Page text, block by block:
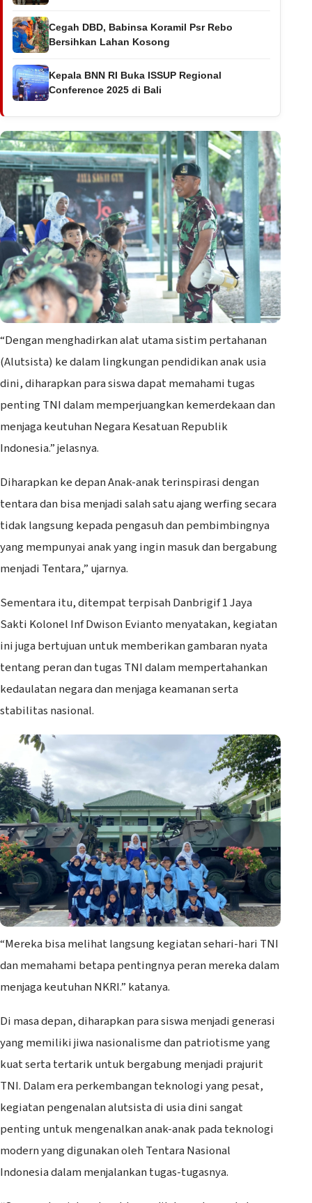
Cegah DBD, Babinsa Koramil Psr Rebo
Bersihkan Lahan Kosong
Kepala BNN RI Buka ISSUP Regional
Conference 2025 di Bali
“Dengan menghadirkan alat utama sistim pertahanan
(Alutsista) ke dalam lingkungan pendidikan anak usia
dini, diharapkan para siswa dapat memahami tugas
penting TNI dalam memperjuangkan kemerdekaan dan
menjaga keutuhan Negara Kesatuan Republik
Indonesia.” jelasnya.
Diharapkan ke depan Anak-anak terinspirasi dengan
tentara dan bisa menjadi salah satu ajang werfing secara
tidak langsung kepada pengasuh dan pembimbingnya
yang mempunyai anak yang ingin masuk dan bergabung
menjadi Tentara,” ujarnya.
Sementara itu, ditempat terpisah Danbrigif 1 Jaya
Sakti Kolonel Inf Dwison Evianto menyatakan, kegiatan
ini juga bertujuan untuk memberikan gambaran nyata
tentang peran dan tugas TNI dalam mempertahankan
kedaulatan negara dan menjaga keamanan serta
stabilitas nasional.
“Mereka bisa melihat langsung kegiatan sehari-hari TNI
dan memahami betapa pentingnya peran mereka dalam
menjaga keutuhan NKRI.” katanya.
Di masa depan, diharapkan para siswa menjadi generasi
yang memiliki jiwa nasionalisme dan patriotisme yang
kuat serta tertarik untuk bergabung menjadi prajurit
TNI. Dalam era perkembangan teknologi yang pesat,
kegiatan pengenalan alutsista di usia dini sangat
penting untuk mengenalkan anak-anak pada teknologi
modern yang digunakan oleh Tentara Nasional
Indonesia dalam menjalankan tugas-tugasnya.